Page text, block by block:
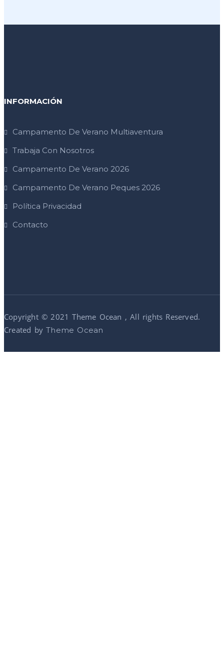
INFORMACIÓN
Campamento De Verano Multiaventura
Trabaja Con Nosotros
Campamento De Verano 2026
Campamento De Verano Peques 2026
Política Privacidad
Contacto
Copyright © 2021 Theme Ocean , All rights Reserved.
Created byTheme Ocean